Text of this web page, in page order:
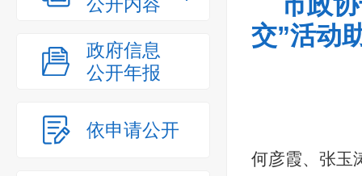
政府信息
公开年报
依申请公开
交”活动
何彦霞、张玉